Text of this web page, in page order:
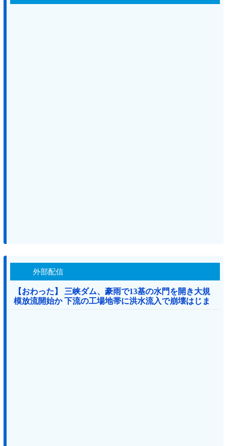
外部配信
【おわった】 三峡ダム、豪雨で13基の水門を開き大規
模放流開始か 下流の工場地帯に洪水流入で崩壊はじま
る